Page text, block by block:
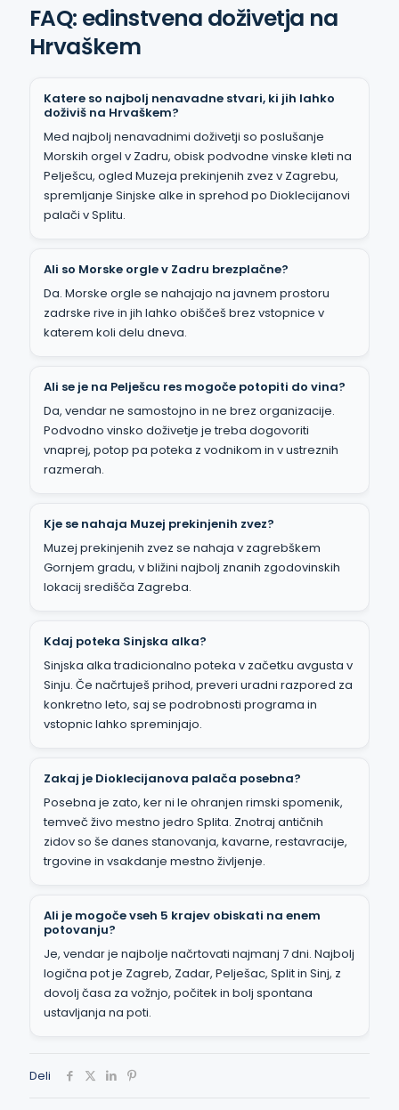
FAQ: edinstvena doživetja na
Hrvaškem
Katere so najbolj nenavadne stvari, ki jih lahko
doživiš na Hrvaškem?
Med najbolj nenavadnimi doživetji so poslušanje
Morskih orgel v Zadru, obisk podvodne vinske kleti na
Pelješcu, ogled Muzeja prekinjenih zvez v Zagrebu,
spremljanje Sinjske alke in sprehod po Dioklecijanovi
palači v Splitu.
Ali so Morske orgle v Zadru brezplačne?
Da. Morske orgle se nahajajo na javnem prostoru
zadrske rive in jih lahko obiščeš brez vstopnice v
katerem koli delu dneva.
Ali se je na Pelješcu res mogoče potopiti do vina?
Da, vendar ne samostojno in ne brez organizacije.
Podvodno vinsko doživetje je treba dogovoriti
vnaprej, potop pa poteka z vodnikom in v ustreznih
razmerah.
Kje se nahaja Muzej prekinjenih zvez?
Muzej prekinjenih zvez se nahaja v zagrebškem
Gornjem gradu, v bližini najbolj znanih zgodovinskih
lokacij središča Zagreba.
Kdaj poteka Sinjska alka?
Sinjska alka tradicionalno poteka v začetku avgusta v
Sinju. Če načrtuješ prihod, preveri uradni razpored za
konkretno leto, saj se podrobnosti programa in
vstopnic lahko spreminjajo.
Zakaj je Dioklecijanova palača posebna?
Posebna je zato, ker ni le ohranjen rimski spomenik,
temveč živo mestno jedro Splita. Znotraj antičnih
zidov so še danes stanovanja, kavarne, restavracije,
trgovine in vsakdanje mestno življenje.
Ali je mogoče vseh 5 krajev obiskati na enem
potovanju?
Je, vendar je najbolje načrtovati najmanj 7 dni. Najbolj
logična pot je Zagreb, Zadar, Pelješac, Split in Sinj, z
dovolj časa za vožnjo, počitek in bolj spontana
ustavljanja na poti.
Deli